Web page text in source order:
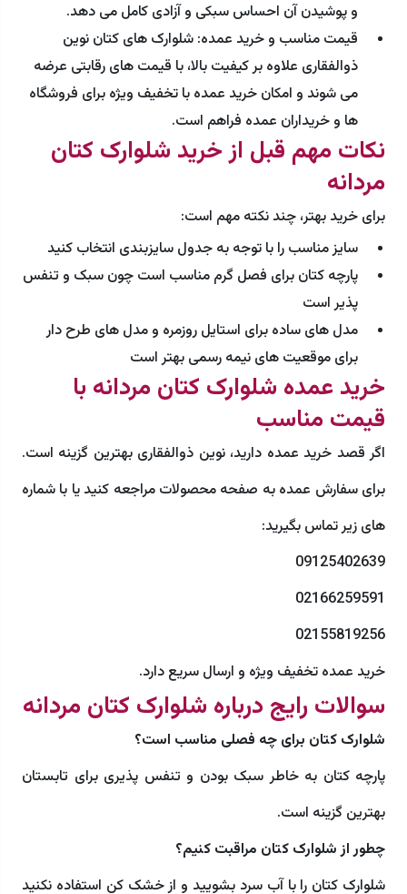
و پوشیدن آن احساس سبکی و آزادی کامل می دهد.
قیمت مناسب و خرید عمده: شلوارک های کتان نوین
ذوالفقاری علاوه بر کیفیت بالا، با قیمت های رقابتی عرضه
می شوند و امکان خرید عمده با تخفیف ویژه برای فروشگاه
ها و خریداران عمده فراهم است.
نکات مهم قبل از خرید شلوارک کتان
مردانه
برای خرید بهتر، چند نکته مهم است:
سایز مناسب را با توجه به جدول سایزبندی انتخاب کنید
پارچه کتان برای فصل گرم مناسب است چون سبک و تنفس
پذیر است
مدل های ساده برای استایل روزمره و مدل های طرح دار
برای موقعیت های نیمه رسمی بهتر است
خرید عمده شلوارک کتان مردانه با
قیمت مناسب
اگر قصد خرید عمده دارید، نوین ذوالفقاری بهترین گزینه است.
برای سفارش عمده به صفحه محصولات مراجعه کنید یا با شماره
های زیر تماس بگیرید:
09125402639
02166259591
02155819256
خرید عمده تخفیف ویژه و ارسال سریع دارد.
سوالات رایج درباره شلوارک کتان مردانه
شلوارک کتان برای چه فصلی مناسب است؟
پارچه کتان به خاطر سبک بودن و تنفس پذیری برای تابستان
بهترین گزینه است.
چطور از شلوارک کتان مراقبت کنیم؟
شلوارک کتان را با آب سرد بشویید و از خشک کن استفاده نکنید